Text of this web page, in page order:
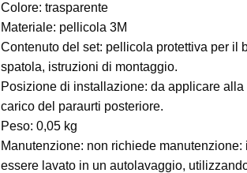
Colore: trasparente
Materiale: pellicola 3M
Contenuto del set: pellicola protettiva per il
spatola, istruzioni di montaggio.
Posizione di installazione: da applicare alla
carico del paraurti posteriore.
Peso: 0,05 kg
Manutenzione: non richiede
essere lavato in un autolavaggio,